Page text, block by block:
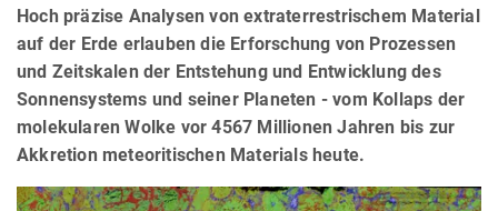
Hoch präzise Analysen von extraterrestrischem Material
auf der Erde erlauben die Erforschung von Prozessen
und Zeitskalen der Entstehung und Entwicklung des
Sonnensystems und seiner Planeten - vom Kollaps der
molekularen Wolke vor 4567 Millionen Jahren bis zur
Akkretion meteoritischen Materials heute.